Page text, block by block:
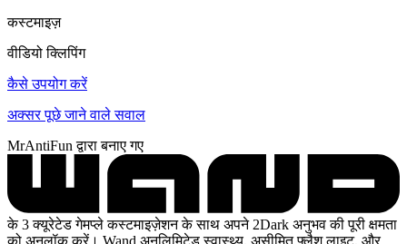
कस्टमाइज़
वीडियो क्लिपिंग
कैसे उपयोग करें
अक्सर पूछे जाने वाले सवाल
MrAntiFun द्वारा बनाए गए
के 3 क्यूरेटेड गेमप्ले कस्टमाइज़ेशन के साथ अपने 2Dark अनुभव की पूरी क्षमता
को अनलॉक करें। Wand अनलिमिटेड स्वास्थ्य, असीमित फ्लैश लाइट, और